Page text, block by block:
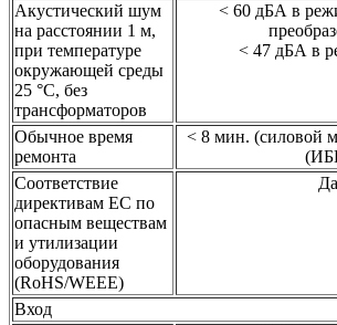
Акустический шум
на расстоянии 1 м,
при температуре
окружающей среды
25 °C, без
трансформаторов
< 60 дБА в
< 47 дБА в
Обычное время
ремонта
< 8 мин. (силовой
Соответствие
директивам ЕС по
опасным веществам
и утилизации
оборудования
(RoHS/WEEE)
Да
Вход